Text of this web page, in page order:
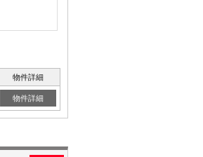
物件詳細
物件詳細